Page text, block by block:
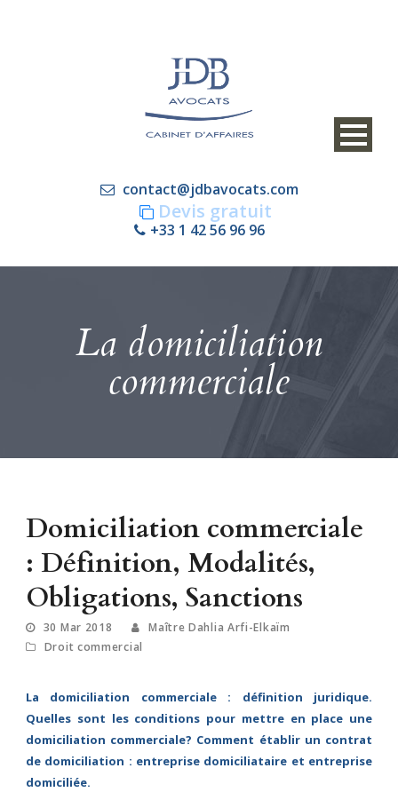
contact@jdbavocats.com
Devis gratuit
+33 1 42 56 96 96
La domiciliation
commerciale
Domiciliation commerciale
: Définition, Modalités,
Obligations, Sanctions
30 Mar 2018
Maître Dahlia Arfi-Elkaïm
Droit commercial
La domiciliation commerciale : définition juridique.
Quelles sont les conditions pour mettre en place une
domiciliation commerciale? Comment établir un contrat
de domiciliation : entreprise domiciliataire et entreprise
domiciliée.